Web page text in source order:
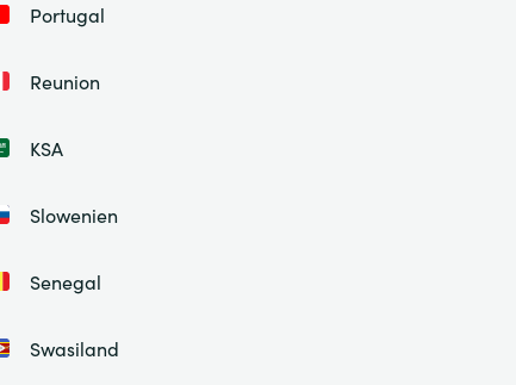
Portugal
Reunion
KSA
Slowenien
Senegal
Swasiland